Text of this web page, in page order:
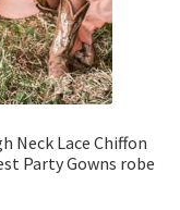
Neck Lace Chiffon
Party Gowns robe